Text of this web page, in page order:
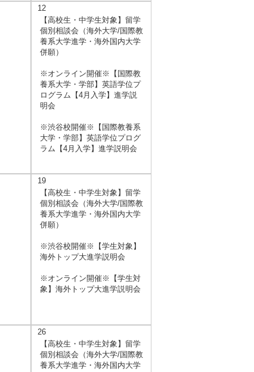
12
【高校生・中学生対象】留学
個別相談会（海外大学/国際教
養系大学進学・海外国内大学
併願）
※オンライン開催※【国際教
養系大学・学部】英語学位プ
ログラム【4月入学】進学説
明会
※渋谷校開催※【国際教養系
大学・学部】英語学位プログ
ラム【4月入学】進学説明会
19
【高校生・中学生対象】留学
個別相談会（海外大学/国際教
養系大学進学・海外国内大学
併願）
※渋谷校開催※【学生対象】
海外トップ大進学説明会
※オンライン開催※【学生対
象】海外トップ大進学説明会
26
【高校生・中学生対象】留学
個別相談会（海外大学/国際教
養系大学進学・海外国内大学